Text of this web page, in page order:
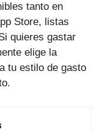
tanto en
Store, listas
quieres gastar
elige la
tu estilo de gasto